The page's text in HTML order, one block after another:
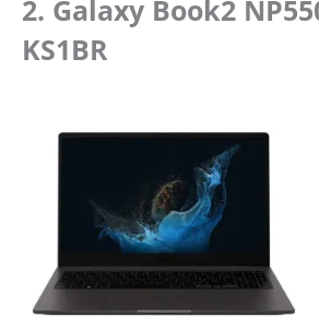
2. Galaxy Book2
KS1BR